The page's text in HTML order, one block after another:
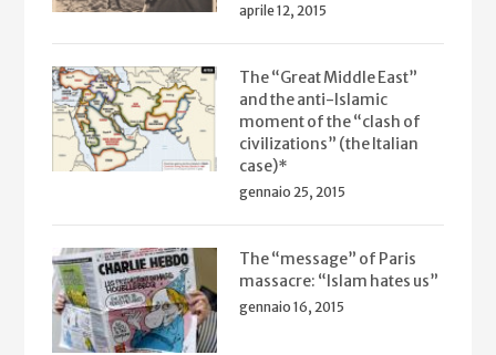
aprile 12, 2015
The “Great Middle East”
and the anti-Islamic
moment of the “clash of
civilizations” (the Italian
case)*
gennaio 25, 2015
The “message” of Paris
massacre: “Islam hates us”
gennaio 16, 2015